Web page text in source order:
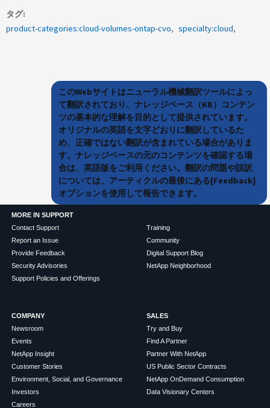
タグ
product-categories:cloud-volumes-ontap-cvo
specialty:cloud
このWebサイトはニューラル機械翻訳ツールによっ
て翻訳されており、ナレッジベース（KB）コンテン
ツの基本的な理解を目的として提供されています。
オリジナルの英語を文字どおりに翻訳しているた
め、正確ではない翻訳が含まれている場合がありま
す。ナレッジベースの元のコンテンツを確認する場
合は、英語版をご利用ください。翻訳の問題や誤訳
については、アーティクルの最後にある[Feedback]
オプションを使用して報告できます。
MORE IN SUPPORT
Contact Support
Report an Issue
Provide Feedback
Security Advisories
Support Policies and Offerings
Training
Community
Digital Support Blog
NetApp Neighborhood
COMPANY
Newsroom
Events
NetApp Insight
Customer Stories
Environment, Social, and Governance
Investors
Careers
SALES
Try and Buy
Find A Partner
Partner With NetApp
US Public Sector Contracts
NetApp OnDemand Consumption
Data Visionary Centers